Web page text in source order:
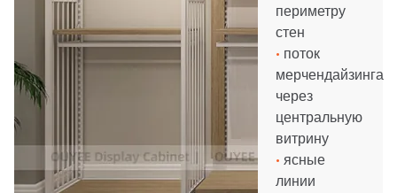
периметру
стен
• поток
мерчендайзинга
через
центральную
витрину
• ясные
линии